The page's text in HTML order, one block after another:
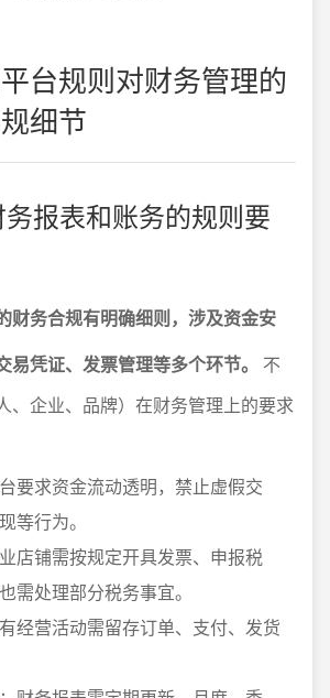
台规则对财务管理的
细节
报表和账务的规则要
财务合规有明确细则，涉及资金安
易凭证、发票管理等多个环节。
不
、企业、品牌）在财务管理上的要求
要求资金流动透明，禁止虚假交
等行为。
店铺需按规定开具发票、申报税
需处理部分税务事宜。
经营活动需留存订单、支付、发货